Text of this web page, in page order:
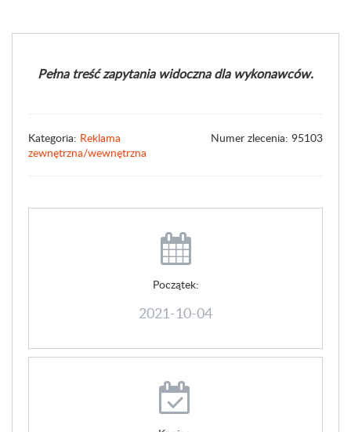
Pełna treść zapytania widoczna dla wykonawców.
Kategoria: Reklama
zewnętrzna/wewnętrzna
Numer zlecenia: 95103
Początek:
2021-10-04